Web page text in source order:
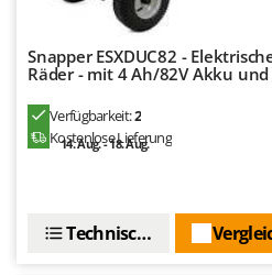
Makita
MAMMAMIA
Marcato
Marina Systems
Master
MCH
Snapper ESXDUC82 -
Räder - mit 4 Ah/82V Akku
Verfügbarkeit:2
Kostenlose Lieferung
14. Aug. - 18. Aug.
Technische Daten